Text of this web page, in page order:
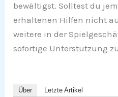
bewältigst. Solltest du
erhaltenen Hilfen nicht
weitere in der
sofortige Unterstützung
Über Letzte Artikel